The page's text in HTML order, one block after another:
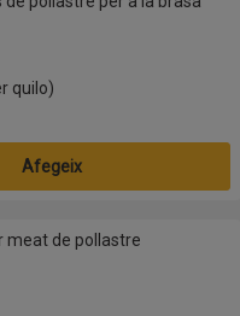
quilo)
Afegeix
meat de pollastre